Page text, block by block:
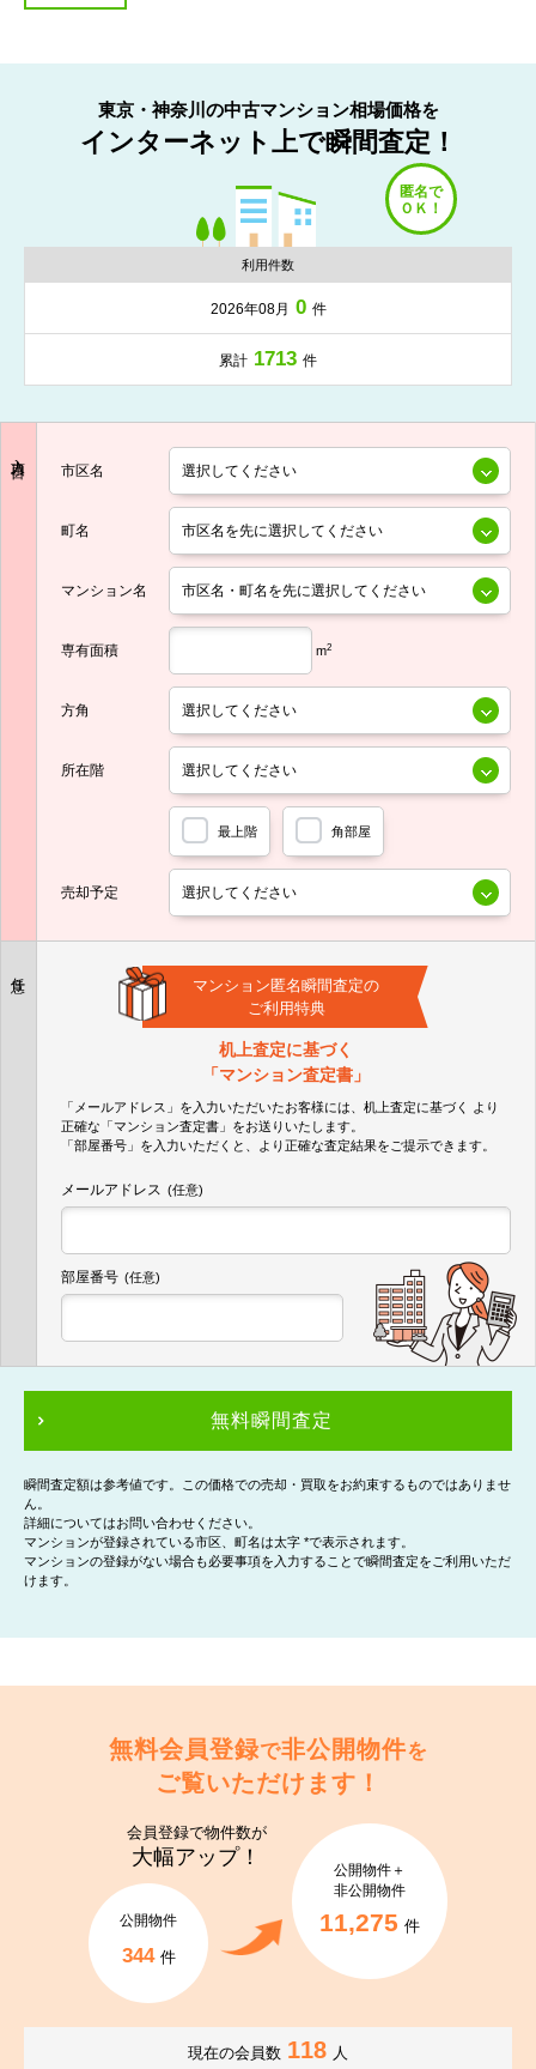
東京・神奈川の中古マンション相場価格を
インターネット上で瞬間査定！
利用件数
2026年08月 0 件
累計 1713 件
市区名
町名
マンション名
専有面積 m2
方角
所在階
最上階 角部屋
売却予定
マンション匿名瞬間査定の
ご利用特典
机上査定に基づく
「マンション査定書」
「メールアドレス」を入力いただいたお客様には、机上査定に基づく
より
正確な 「マンション査定書」 をお送りいたします。
「部屋番号」を入力いただくと、より正確な査定結果をご提示できます。
メールアドレス (任意)
部屋番号 (任意)
無料瞬間査定
瞬間査定額は参考値です。この価格での売却・買取をお約束するものではありませ
ん。
詳細についてはお問い合わせください。
マンションが登録されている市区、町名は太字 *で表示されます。
マンションの登録がない場合も必要事項を入力することで瞬間査定をご利用いただ
けます。
無料会員登録で非公開物件を
ご覧いただけます！
会員登録で物件数が
大幅アップ！
公開物件
344 件
公開物件＋
非公開物件
11,275 件
現在の会員数 118 人